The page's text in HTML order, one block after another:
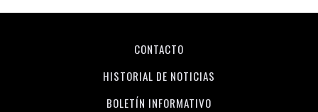
CONTACTO
HISTORIAL DE NOTICIAS
BOLETÍN INFORMATIVO